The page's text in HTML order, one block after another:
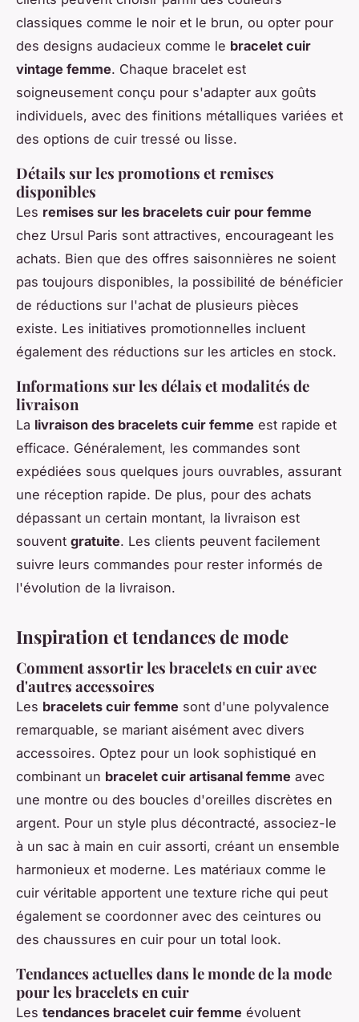
classiques comme le noir et le brun, ou opter pour
des designs audacieux comme le bracelet cuir
vintage femme. Chaque bracelet est
soigneusement conçu pour s'adapter aux goûts
individuels, avec des finitions métalliques variées et
des options de cuir tressé ou lisse.
Détails sur les promotions et remises
disponibles
Les remises sur les bracelets cuir pour femme
chez Ursul Paris sont attractives, encourageant les
achats. Bien que des offres saisonnières ne soient
pas toujours disponibles, la possibilité de bénéficier
de réductions sur l'achat de plusieurs pièces
existe. Les initiatives promotionnelles incluent
également des réductions sur les articles en stock.
Informations sur les délais et modalités de
livraison
La livraison des bracelets cuir femme est rapide et
efficace. Généralement, les commandes sont
expédiées sous quelques jours ouvrables, assurant
une réception rapide. De plus, pour des achats
dépassant un certain montant, la livraison est
souvent gratuite. Les clients peuvent facilement
suivre leurs commandes pour rester informés de
l'évolution de la livraison.
Inspiration et tendances de mode
Comment assortir les bracelets en cuir avec
d'autres accessoires
Les bracelets cuir femme sont d'une polyvalence
remarquable, se mariant aisément avec divers
accessoires. Optez pour un look sophistiqué en
combinant un bracelet cuir artisanal femme avec
une montre ou des boucles d'oreilles discrètes en
argent. Pour un style plus décontracté, associez-le
à un sac à main en cuir assorti, créant un ensemble
harmonieux et moderne. Les matériaux comme le
cuir véritable apportent une texture riche qui peut
également se coordonner avec des ceintures ou
des chaussures en cuir pour un total look.
Tendances actuelles dans le monde de la mode
pour les bracelets en cuir
Les tendances bracelet cuir femme évoluent